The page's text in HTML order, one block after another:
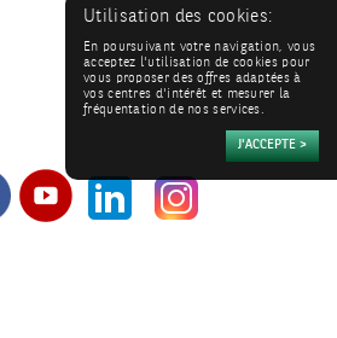
Utilisation des cookies:
En poursuivant votre navigation, vous
acceptez l'utilisation de cookies pour
vous proposer des offres adaptées à
vos centres d'intérêt et mesurer la
fréquentation de nos services.